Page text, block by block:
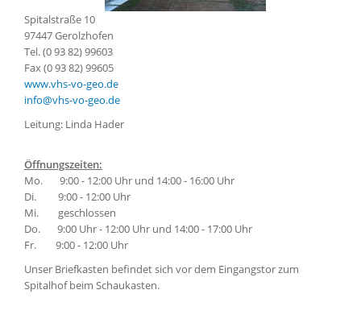
Spitalstraße 10
97447 Gerolzhofen
Tel. (0 93 82) 99603
Fax (0 93 82) 99605
www.vhs-vo-geo.de
info@vhs-vo-geo.de
Leitung: Linda Hader
Öffnungszeiten:
Mo. 9:00 - 12:00 Uhr und 14:00 - 16:00 Uhr
Di. 9:00 - 12:00 Uhr
Mi. geschlossen
Do. 9:00 Uhr - 12:00 Uhr und 14:00 - 17:00 Uhr
Fr. 9:00 - 12:00 Uhr
Unser Briefkasten befindet sich vor dem Eingangstor zum
Spitalhof beim Schaukasten.